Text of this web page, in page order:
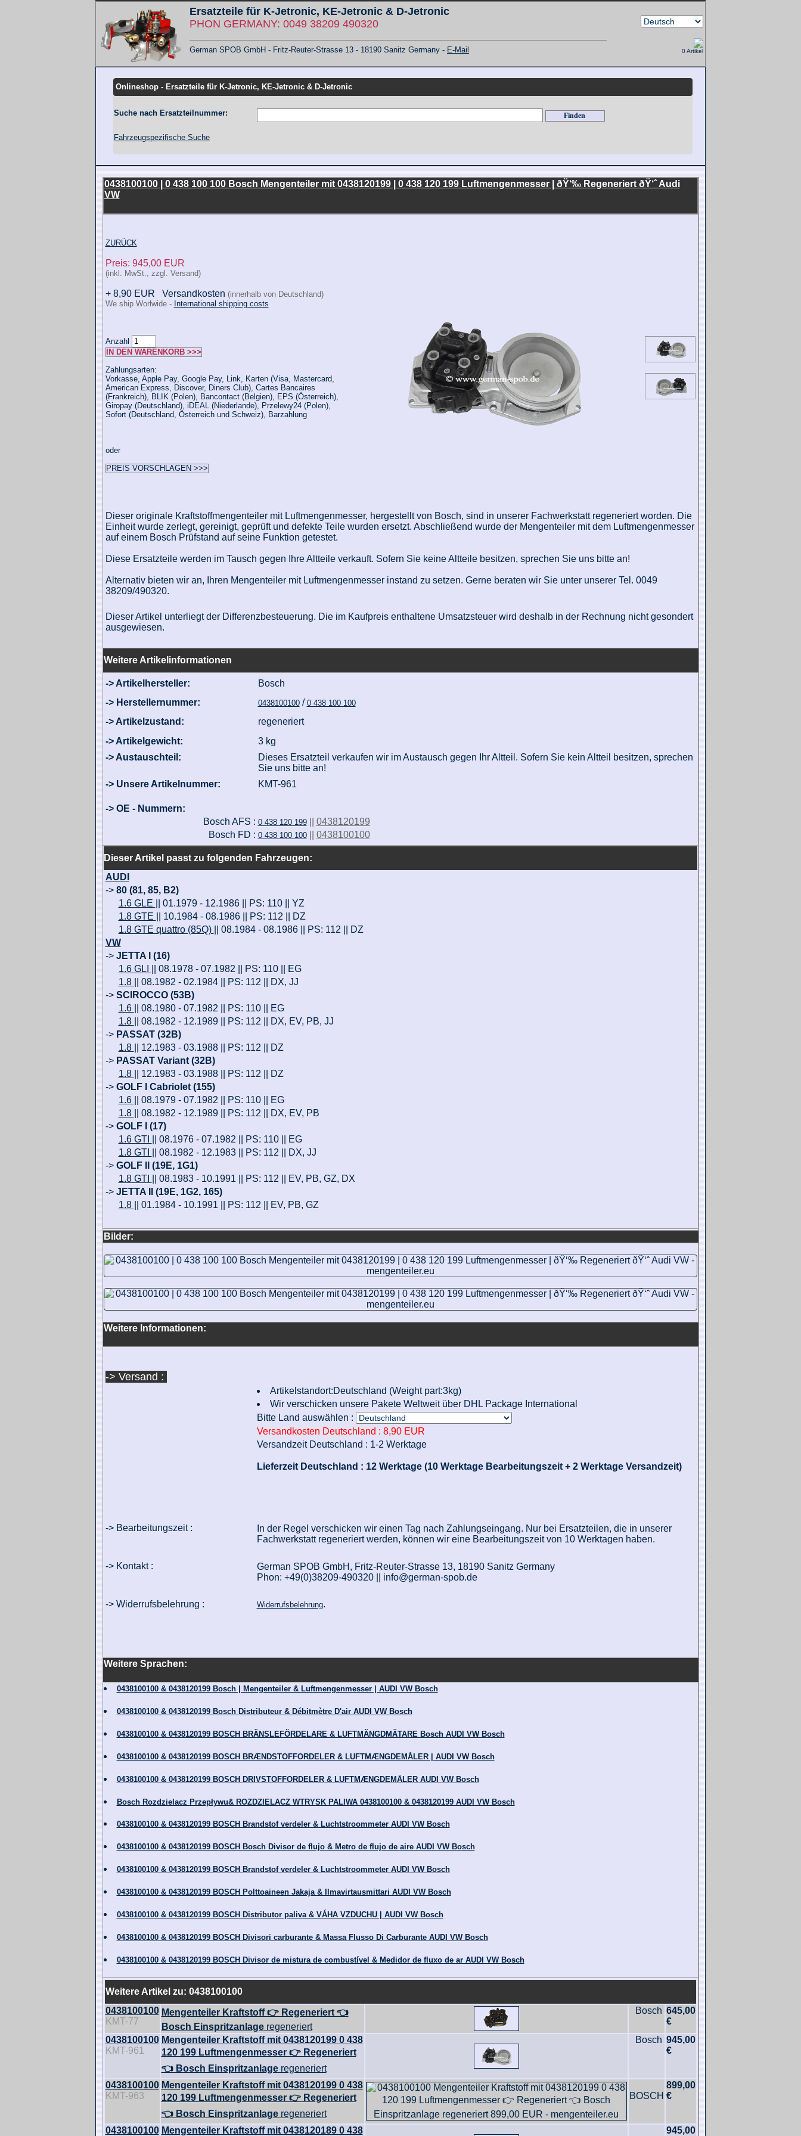
Ersatzteile für K-Jetronic, KE-Jetronic & D-Jetronic
PHON GERMANY: 0049 38209 490320
German SPOB GmbH - Fritz-Reuter-Strasse 13 - 18190 Sanitz Germany - E-Mail
0 Artikel
Onlineshop - Ersatzteile für K-Jetronic, KE-Jetronic & D-Jetronic
Suche nach Ersatzteilnummer:
Fahrzeugspezifische Suche
0438100100 | 0 438 100 100 Bosch Mengenteiler mit 0438120199 | 0 438 120 199 Luftmengenmesser | ðŸ‘‰ Regeneriert ðŸ‘ˆ Audi
VW
ZURÜCK
Preis: 945,00 EUR
(inkl. MwSt., zzgl. Versand)
+ 8,90 EUR Versandkosten (innerhalb von Deutschland)
We ship Worlwide - International shipping costs
Anzahl
IN DEN WARENKORB >>>
Zahlungsarten:
Vorkasse, Apple Pay, Google Pay, Link, Karten (Visa, Mastercard,
American Express, Discover, Diners Club), Cartes Bancaires
(Frankreich), BLIK (Polen), Bancontact (Belgien), EPS (Österreich),
Giropay (Deutschland), iDEAL (Niederlande), Przelewy24 (Polen),
Sofort (Deutschland, Österreich und Schweiz), Barzahlung
oder
PREIS VORSCHLAGEN >>>
Dieser originale Kraftstoffmengenteiler mit Luftmengenmesser, hergestellt von Bosch, sind in unserer Fachwerkstatt regeneriert worden. Die
Einheit wurde zerlegt, gereinigt, geprüft und defekte Teile wurden ersetzt. Abschließend wurde der Mengenteiler mit dem Luftmengenmesser
auf einem Bosch Prüfstand auf seine Funktion getestet.
Diese Ersatzteile werden im Tausch gegen Ihre Altteile verkauft. Sofern Sie keine Altteile besitzen, sprechen Sie uns bitte an!
Alternativ bieten wir an, Ihren Mengenteiler mit Luftmengenmesser instand zu setzen. Gerne beraten wir Sie unter unserer Tel. 0049
38209/490320.
Dieser Artikel unterliegt der Differenzbesteuerung. Die im Kaufpreis enthaltene Umsatzsteuer wird deshalb in der Rechnung nicht gesondert
ausgewiesen.
Weitere Artikelinformationen
-> Artikelhersteller:
Bosch
-> Herstellernummer:
0438100100/ 0 438 100 100
-> Artikelzustand:
regeneriert
-> Artikelgewicht:
3 kg
-> Austauschteil:
Dieses Ersatzteil verkaufen wir im Austausch gegen Ihr Altteil. Sofern Sie kein Altteil besitzen, sprechen
Sie uns bitte an!
-> Unsere Artikelnummer:
KMT-961
-> OE - Nummern:
Bosch AFS : 0 438 120 199|| 0438120199
Bosch FD : 0 438 100 100|| 0438100100
Dieser Artikel passt zu folgenden Fahrzeugen:
AUDI
-> 80 (81, 85, B2)
1.6 GLE
|| 01.1979 - 12.1986 || PS: 110 || YZ
1.8 GTE
|| 10.1984 - 08.1986 || PS: 112 || DZ
1.8 GTE quattro (85Q)
|| 08.1984 - 08.1986 || PS: 112 || DZ
VW
-> JETTA I (16)
1.6 GLI
|| 08.1978 - 07.1982 || PS: 110 || EG
1.8
|| 08.1982 - 02.1984 || PS: 112 || DX, JJ
-> SCIROCCO (53B)
1.6
|| 08.1980 - 07.1982 || PS: 110 || EG
1.8
|| 08.1982 - 12.1989 || PS: 112 || DX, EV, PB, JJ
-> PASSAT (32B)
1.8
|| 12.1983 - 03.1988 || PS: 112 || DZ
-> PASSAT Variant (32B)
1.8
|| 12.1983 - 03.1988 || PS: 112 || DZ
-> GOLF I Cabriolet (155)
1.6
|| 08.1979 - 07.1982 || PS: 110 || EG
1.8
|| 08.1982 - 12.1989 || PS: 112 || DX, EV, PB
-> GOLF I (17)
1.6 GTI
|| 08.1976 - 07.1982 || PS: 110 || EG
1.8 GTI
|| 08.1982 - 12.1983 || PS: 112 || DX, JJ
-> GOLF II (19E, 1G1)
1.8 GTI
|| 08.1983 - 10.1991 || PS: 112 || EV, PB, GZ, DX
-> JETTA II (19E, 1G2, 165)
1.8
|| 01.1984 - 10.1991 || PS: 112 || EV, PB, GZ
Bilder:
Weitere Informationen:
-> Versand :
Artikelstandort:Deutschland (Weight part:3kg)
Wir verschicken unsere Pakete Weltweit über DHL Package International
Bitte Land auswählen :
Versandkosten Deutschland : 8,90 EUR
Versandzeit Deutschland : 1-2 Werktage
Lieferzeit Deutschland : 12 Werktage (10 Werktage Bearbeitungszeit + 2 Werktage Versandzeit)
-> Bearbeitungszeit :
In der Regel verschicken wir einen Tag nach Zahlungseingang. Nur bei Ersatzteilen, die in unserer
Fachwerkstatt regeneriert werden, können wir eine Bearbeitungszeit von 10 Werktagen haben.
-> Kontakt :
German SPOB GmbH, Fritz-Reuter-Strasse 13, 18190 Sanitz Germany
Phon: +49(0)38209-490320 || info@german-spob.de
-> Widerrufsbelehrung : Widerrufsbelehrung.
Weitere Sprachen:
0438100100 & 0438120199 Bosch | Mengenteiler & Luftmengenmesser | AUDI VW Bosch
0438100100 & 0438120199 Bosch Distributeur & Débitmètre D'air AUDI VW Bosch
0438100100 & 0438120199 BOSCH BRÄNSLEFÖRDELARE & LUFTMÄNGDMÄTARE Bosch AUDI VW Bosch
0438100100 & 0438120199 BOSCH BRÆNDSTOFFORDELER & LUFTMÆNGDEMÅLER | AUDI VW Bosch
0438100100 & 0438120199 BOSCH DRIVSTOFFORDELER & LUFTMÆNGDEMÅLER AUDI VW Bosch
Bosch Rozdzielacz Przepływu& ROZDZIELACZ WTRYSK PALIWA 0438100100 & 0438120199 AUDI VW Bosch
0438100100 & 0438120199 BOSCH Brandstof verdeler & Luchtstroommeter AUDI VW Bosch
0438100100 & 0438120199 BOSCH Bosch Divisor de flujo & Metro de flujo de aire AUDI VW Bosch
0438100100 & 0438120199 BOSCH Brandstof verdeler & Luchtstroommeter AUDI VW Bosch
0438100100 & 0438120199 BOSCH Polttoaineen Jakaja & Ilmavirtausmittari AUDI VW Bosch
0438100100 & 0438120199 BOSCH Distributor paliva & VÁHA VZDUCHU | AUDI VW Bosch
0438100100 & 0438120199 BOSCH Divisori carburante & Massa Flusso Di Carburante AUDI VW Bosch
0438100100 & 0438120199 BOSCH Divisor de mistura de combustível & Medidor de fluxo de ar AUDI VW Bosch
Weitere Artikel zu: 0438100100
0438100100
KMT-77
Mengenteiler Kraftstoff 👉 Regeneriert 👈
Bosch Einspritzanlageregeneriert
Bosch 645,00
€
0438100100
KMT-961
Mengenteiler Kraftstoff mit 0438120199 0 438
120 199 Luftmengenmesser 👉 Regeneriert
👈 Bosch Einspritzanlageregeneriert
Bosch 945,00
€
0438100100
KMT-963
Mengenteiler Kraftstoff mit 0438120199 0 438
120 199 Luftmengenmesser 👉 Regeneriert
👈 Bosch Einspritzanlageregeneriert
BOSCH
899,00
€
0438100100 Mengenteiler Kraftstoff mit 0438120189 0 438 945,00